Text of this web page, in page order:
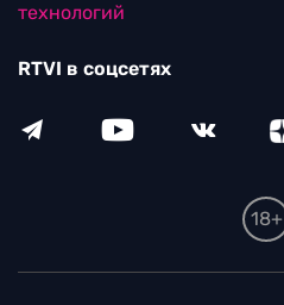
технологий
RTVI в соцсетях
18+